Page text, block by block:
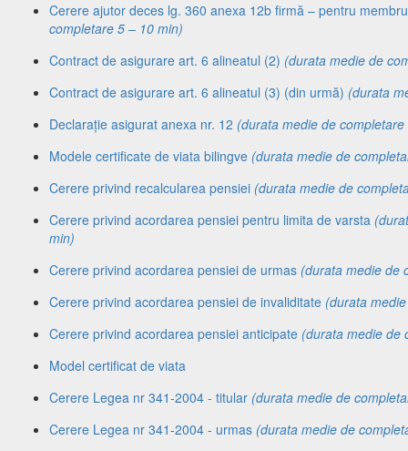
Cerere ajutor deces lg. 360 anexa 12b firmă – pentru
completare 5 – 10 min)
Contract de asigurare art. 6 alineatul (2) (durata medie de
Contract de asigurare art. 6 alineatul (3) (din urmă) (durata
Declarație asigurat anexa nr. 12 (durata medie de
Modele certificate de viata bilingve (durata medie de
Cerere privind recalcularea pensiei (durata medie de
Cerere privind acordarea pensiei pentru limita de varsta
min)
Cerere privind acordarea pensiei de urmas (durata medie de
Cerere privind acordarea pensiei de invaliditate (durata
Cerere privind acordarea pensiei anticipate (durata medie de
Model certificat de viata
Cerere Legea nr 341-2004 - titular (durata medie de
Cerere Legea nr 341-2004 - urmas (durata medie de